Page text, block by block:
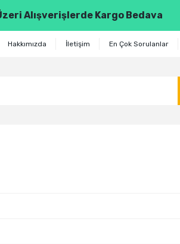
Alışverişlerde Kargo Bedava
Hakkımızda İletişim En Çok Sorulanlar